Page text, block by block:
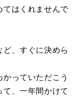
てはくれませんで
、すぐに決めら
っていただこう
、一年間かけて